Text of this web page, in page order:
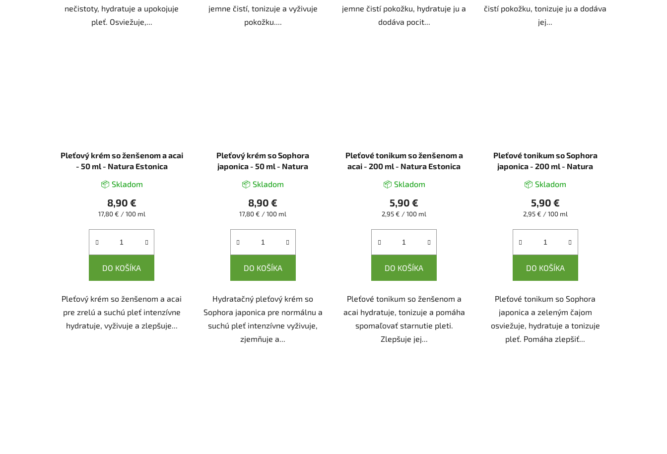
nečistoty, hydratuje a upokojuje
pleť. Osviežuje,...
jemne čistí, tonizuje a vyživuje
pokožku....
jemne čistí pokožku, hydratuje ju a
dodáva pocit...
čistí pokožku, tonizuje ju a dodáva
jej...
Pleťový krém so ženšenom a acai
- 50 ml - Natura Estonica
📦 Skladom
8,90 €
Jednotková
17,80 € / 100 ml
DO KOŠÍKA
Pleťový krém so ženšenom a acai
pre zrelú a suchú pleť intenzívne
hydratuje, vyživuje a zlepšuje...
Pleťový krém so Sophora
japonica - 50 ml - Natura
📦 Skladom
8,90 €
Jednotková
17,80 € / 100 ml
DO KOŠÍKA
Hydratačný pleťový krém so
Sophora japonica pre normálnu a
suchú pleť intenzívne vyživuje,
zjemňuje a...
Pleťové tonikum so ženšenom a
acai - 200 ml - Natura Estonica
📦 Skladom
5,90 €
Jednotková
2,95 € / 100 ml
DO KOŠÍKA
Pleťové tonikum so ženšenom a
acai hydratuje, tonizuje a pomáha
spomaľovať starnutie pleti.
Zlepšuje jej...
Pleťové tonikum so Sophora
japonica - 200 ml - Natura
📦 Skladom
5,90 €
Jednotková
2,95 € / 100 ml
DO KOŠÍKA
Pleťové tonikum so Sophora
japonica a zeleným čajom
osviežuje, hydratuje a tonizuje
pleť. Pomáha zlepšiť...